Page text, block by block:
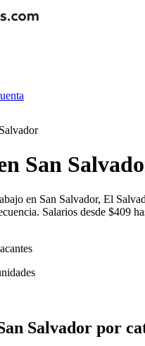
San
en San Salvador, El
Salarios desde $409
Salvador por